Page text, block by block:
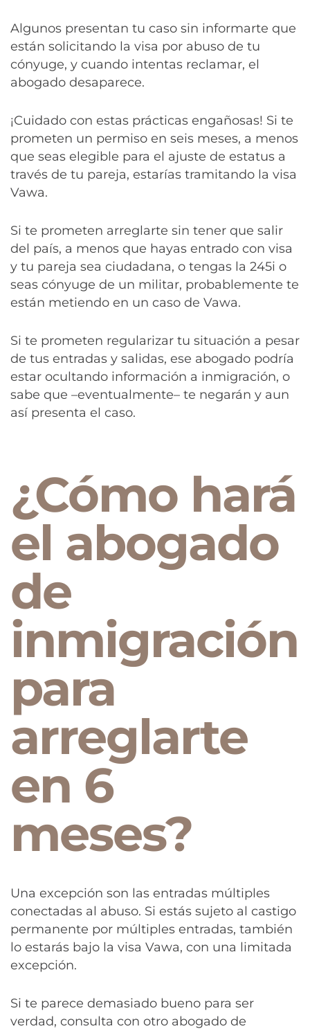
Algunos presentan tu caso sin informarte que
están solicitando la visa por abuso de tu
cónyuge, y cuando intentas reclamar, el
abogado desaparece.
¡Cuidado con estas prácticas engañosas! Si te
prometen un permiso en seis meses, a menos
que seas elegible para el ajuste de estatus a
través de tu pareja, estarías tramitando la visa
Vawa.
Si te prometen arreglarte sin tener que salir
del país, a menos que hayas entrado con visa
y tu pareja sea ciudadana, o tengas la 245i o
seas cónyuge de un militar, probablemente te
están metiendo en un caso de Vawa.
Si te prometen regularizar tu situación a pesar
de tus entradas y salidas, ese abogado podría
estar ocultando información a inmigración, o
sabe que –eventualmente– te negarán y aun
así presenta el caso.
¿Cómo hará
el abogado
de
inmigración
para
arreglarte
en 6
meses?
Una excepción son las entradas múltiples
conectadas al abuso. Si estás sujeto al castigo
permanente por múltiples entradas, también
lo estarás bajo la visa Vawa, con una limitada
excepción.
Si te parece demasiado bueno para ser
verdad, consulta con otro abogado de